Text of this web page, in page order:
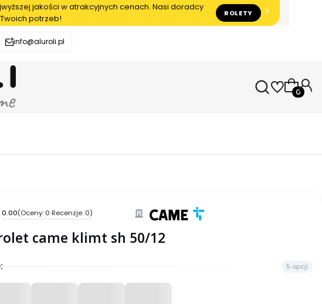
jakości w atrakcyjnych cenach. Nasi doradcy
potrzeb!
ROLETY
info@aluroli.pl
0.00(Oceny: 0 Recenzje: 0)
came klimt sh 50/12
5 opcji